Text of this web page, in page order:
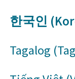
한국인
Tagalog